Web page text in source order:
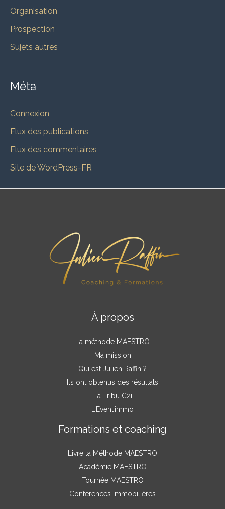
Organisation
Prospection
Sujets autres
Méta
Connexion
Flux des publications
Flux des commentaires
Site de WordPress-FR
À propos
La méthode MAESTRO
Ma mission
Qui est Julien Raffin ?
Ils ont obtenus des résultats
La Tribu C2i
L’Event’immo
Formations et coaching
Livre la Méthode MAESTRO
Académie MAESTRO
Tournée MAESTRO
Conférences immobilières